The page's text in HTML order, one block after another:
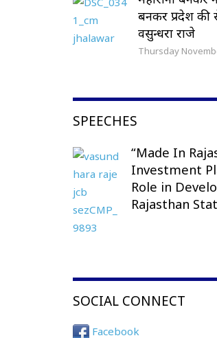
बनकर प्रदेश की
वसुन्धरा राजे
Thursday
SPEECHES
“Made In
Investment
Role in
Rajasthan
SOCIAL CONNECT
Facebook